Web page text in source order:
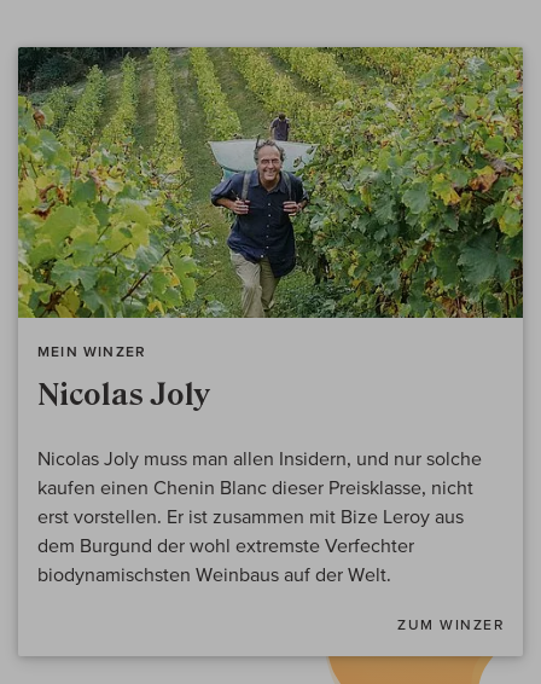
MEIN WINZER
Nicolas Joly
Nicolas Joly muss man allen Insidern, und nur solche
kaufen einen Chenin Blanc dieser Preisklasse, nicht
erst vorstellen. Er ist zusammen mit Bize Leroy aus
dem Burgund der wohl extremste Verfechter
biodynamischsten Weinbaus auf der Welt.
ZUM WINZER